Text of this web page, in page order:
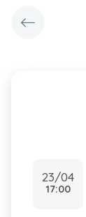
23/04
17:00